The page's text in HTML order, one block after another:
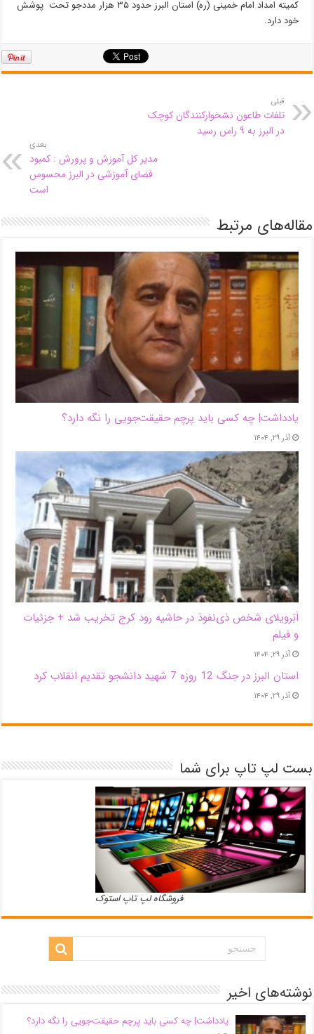
کمیته امداد امام خمینی (ره) استان البرز حدود ۳۵ هزار مددجو تحت پوشش
خود دارد.
قبلی
تلفات طاعون نشخوارکنندگان کوچک
در البرز به ۹ راس رسید
بعدی
مدیر کل آموزش و پرورش : کمبود
فضای آموزشی در البرز محسوس
است
مقاله‌های مرتبط
یادداشت| ‌چه کسی باید پرچم حقیقت‌جویی را نگه دارد؟
آذر ۲۹, ۱۴۰۴
اَبَر‌ویلای شخص ذی‌نفوذ در حاشیه‌ رود کرج تخریب شد + جزئیات
و فیلم
آذر ۲۹, ۱۴۰۴
استان البرز در جنگ 12 روزه 7 شهید دانشجو تقدیم انقلاب کرد
آذر ۲۹, ۱۴۰۴
بست لپ تاپ برای شما
فروشگاه لپ تاپ استوک
نوشته‌های اخیر
یادداشت| ‌چه کسی باید پرچم حقیقت‌جویی را نگه دارد؟